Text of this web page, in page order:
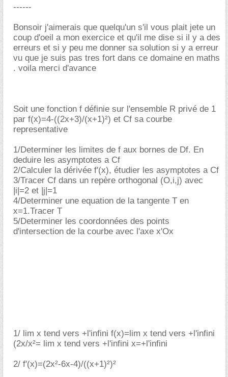
------
Bonsoir j'aimerais que quelqu'un s'il vous plait jete un
coup d'oeil a mon exercice et qu'il me dise si il y a des
erreurs et si y peu me donner sa solution si y a erreur
vu que je suis pas tres fort dans ce domaine en maths
. voila merci d'avance
Soit une fonction f définie sur l'ensemble R privé de 1
par f(x)=4-((2x+3)/(x+1)²) et Cf sa courbe
representative
1/Determiner les limites de f aux bornes de Df. En
deduire les asymptotes a Cf
2/Calculer la dérivée f'(x), étudier les asymptotes a Cf
3/Tracer Cf dans un repère orthogonal (O,i,j) avec
|i|=2 et |j|=1
4/Determiner une equation de la tangente T en
x=1.Tracer T
5/Determiner les coordonnées des points
d'intersection de la courbe avec l'axe x'Ox
1/ lim x tend vers +l'infini f(x)=lim x tend vers +l'infini
(2x/x²= lim x tend vers +l'infini x=+l'infini
2/ f'(x)=(2x²-6x-4)/((x+1)²)²